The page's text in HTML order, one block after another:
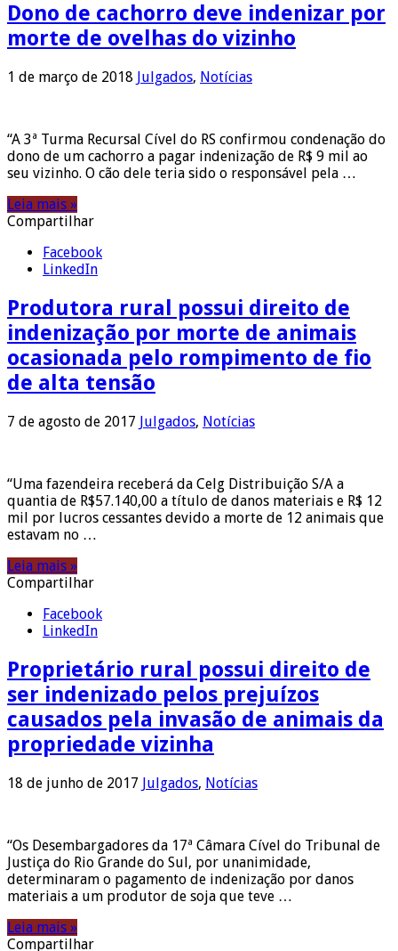
Dono de cachorro deve indenizar por
morte de ovelhas do vizinho
1 de março de 2018 Julgados, Notícias
“A 3ª Turma Recursal Cível do RS confirmou condenação do
dono de um cachorro a pagar indenização de R$ 9 mil ao
seu vizinho. O cão dele teria sido o responsável pela …
Leia mais »
Compartilhar
Facebook
LinkedIn
Produtora rural possui direito de
indenização por morte de animais
ocasionada pelo rompimento de fio
de alta tensão
7 de agosto de 2017 Julgados, Notícias
“Uma fazendeira receberá da Celg Distribuição S/A a
quantia de R$57.140,00 a título de danos materiais e R$ 12
mil por lucros cessantes devido a morte de 12 animais que
estavam no …
Leia mais »
Compartilhar
Facebook
LinkedIn
Proprietário rural possui direito de
ser indenizado pelos prejuízos
causados pela invasão de animais da
propriedade vizinha
18 de junho de 2017 Julgados, Notícias
“Os Desembargadores da 17ª Câmara Cível do Tribunal de
Justiça do Rio Grande do Sul, por unanimidade,
determinaram o pagamento de indenização por danos
materiais a um produtor de soja que teve …
Leia mais »
Compartilhar